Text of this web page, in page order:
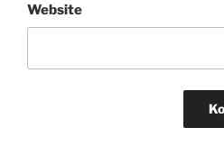
Website